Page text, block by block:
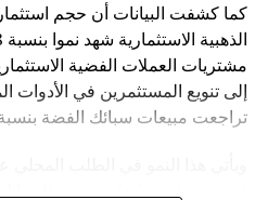
كما كشفت البيانات أن حجم
إلى تنويع المستثمرين في الأدوات
تراجعت مبيعات سبائك الفضة بنسبة 4% خلال الفترة
فيه روسيا قيودا على تصدير